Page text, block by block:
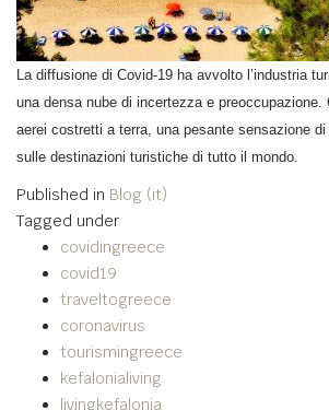
La diffusione di Covid-19 ha avvolto l’industria
una densa nube di incertezza e
aerei costretti a terra, una pesante sensazione
sulle destinazioni turistiche di tutto il mondo.
Published in Blog (it)
Tagged under
covidingreece
covid19
traveltogreece
coronavirus
tourismingreece
kefalonialiving
livingkefalonia